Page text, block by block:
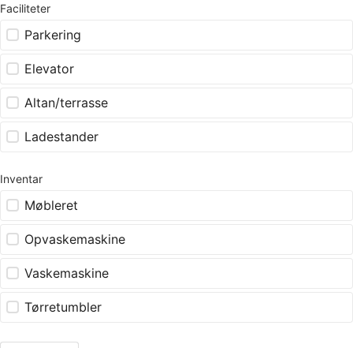
Faciliteter
Parkering
Elevator
Altan/terrasse
Ladestander
Inventar
Møbleret
Opvaskemaskine
Vaskemaskine
Tørretumbler